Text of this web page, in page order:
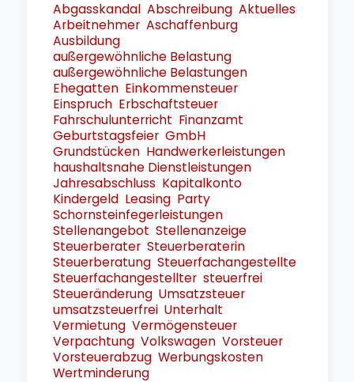
Abgasskandal Abschreibung Aktuelles
Arbeitnehmer Aschaffenburg
Ausbildung
außergewöhnliche Belastung
außergewöhnliche Belastungen
Ehegatten Einkommensteuer
Einspruch Erbschaftsteuer
Fahrschulunterricht Finanzamt
Geburtstagsfeier GmbH
Grundstücken Handwerkerleistungen
haushaltsnahe Dienstleistungen
Jahresabschluss Kapitalkonto
Kindergeld Leasing Party
Schornsteinfegerleistungen
Stellenangebot Stellenanzeige
Steuerberater Steuerberaterin
Steuerberatung Steuerfachangestellte
Steuerfachangestellter steuerfrei
Steueränderung Umsatzsteuer
umsatzsteuerfrei Unterhalt
Vermietung Vermögensteuer
Verpachtung Volkswagen Vorsteuer
Vorsteuerabzug Werbungskosten
Wertminderung